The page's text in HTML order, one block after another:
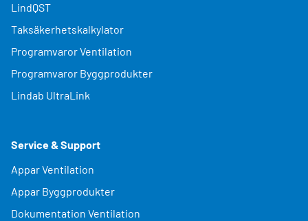
LindQST
Taksäkerhetskalkylator
Programvaror Ventilation
Programvaror Byggprodukter
Lindab UltraLink
Service & Support
Appar Ventilation
Appar Byggprodukter
Dokumentation Ventilation